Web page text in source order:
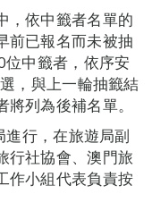
，依中籤者名單的
前已報名而未被抽
中籤者，依序安
，與上一輪抽籤結
列為後補名單。
行，在旅遊局副
行社協會、澳門旅
作小組代表負責按